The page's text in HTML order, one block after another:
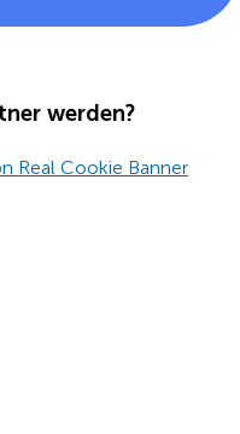
werden?
Real Cookie Banner